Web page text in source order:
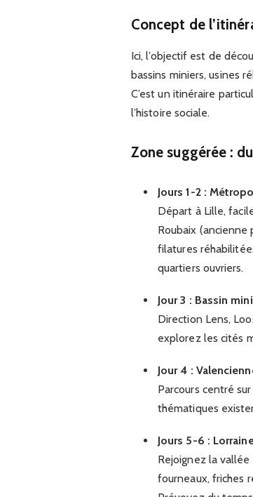
Concept de
Ici, l’objectif est de
bassins miniers, usines
C’est un itinéraire
l’histoire sociale.
Zone suggérée :
Jours 1-2 :
Départ à Lille,
Roubaix
filatures
quartiers ouvriers.
Jour 3 : Bassin
Direction Lens,
explorez les cités
Jour 4 :
Parcours centré
thématiques
Jours 5-6 :
Rejoignez la
fourneaux, friches